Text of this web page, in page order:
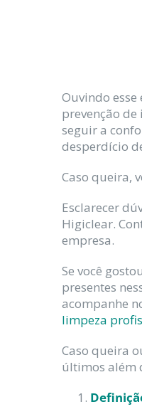
Ouvindo
prevenção
seguir a
desperdício
Caso queira,
Esclarecer
Higiclear.
empresa.
Se você
presentes
acompanhe
limpeza
Caso queira
últimos além